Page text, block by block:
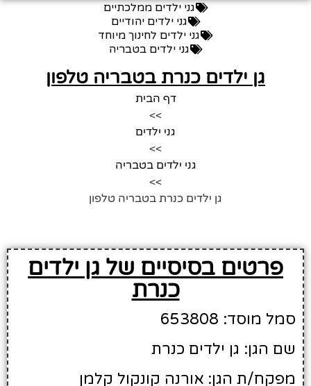
גני ילדים ממלכתיים
גני ילדים יהודיים
גני ילדים לחינוך מיוחד
גני ילדים בטבריה
גן ילדים כנרת בטבריה טלפון
דף הבית
>>
גני ילדים
>>
גני ילדים בטבריה
>>
גן ילדים כנרת בטבריה טלפון
פרטים בסיסיים של גן ילדים
כנרת
סמל מוסד: 653808
שם הגן: גן ילדים כנרת
מפקח/ת הגן: אורנה קונקול קלמן